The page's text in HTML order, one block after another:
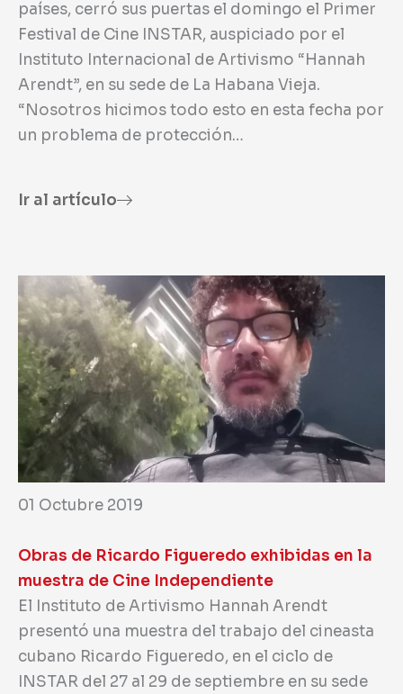
países, cerró sus puertas el domingo el Primer
Festival de Cine INSTAR, auspiciado por el
Instituto Internacional de Artivismo “Hannah
Arendt”, en su sede de La Habana Vieja.
“Nosotros hicimos todo esto en esta fecha por
un problema de protección…
Ir al artículo
01 Octubre 2019
Obras de Ricardo Figueredo exhibidas en la
muestra de Cine Independiente
El Instituto de Artivismo Hannah Arendt
presentó una muestra del trabajo del cineasta
cubano Ricardo Figueredo, en el ciclo de
INSTAR del 27 al 29 de septiembre en su sede